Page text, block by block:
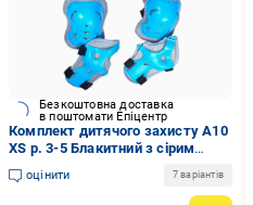
Безкоштовна доставка
в поштомати Епіцентр
Комплект дитячого захисту А10
XS р. 3-5 Блакитний з сірим
(G0002255)
оцінити 7 варіантів